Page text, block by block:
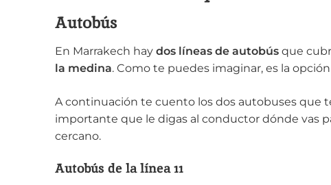
Autobús
En Marrakech hay dos líneas de autobús que
la medina. Como te puedes imaginar, es la
A continuación te cuento los dos autobuses que
importante que le digas al conductor dónde vas
cercano.
Autobús de la línea 11